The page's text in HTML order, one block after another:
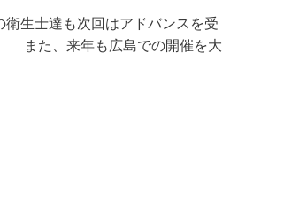
生士達も次回はアドバンスを受
また、来年も広島での開催を大